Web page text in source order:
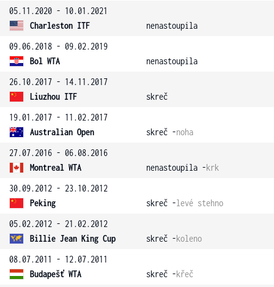
05.11.2020 - 10.01.2021
Charleston ITF
nenastoupila
09.06.2018 - 09.02.2019
Bol WTA
nenastoupila
26.10.2017 - 14.11.2017
Liuzhou ITF
skreč
19.01.2017 - 11.02.2017
Australian Open
skreč -noha
27.07.2016 - 06.08.2016
Montreal WTA
nenastoupila -krk
30.09.2012 - 23.10.2012
Peking
skreč -levé stehno
05.02.2012 - 21.02.2012
Billie Jean King Cup
skreč -koleno
08.07.2011 - 12.07.2011
Budapešť WTA
skreč -křeč